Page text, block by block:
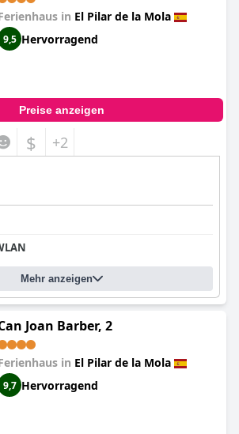
in El Pilar de la Mola
9,5 Hervorragend
Preise anzeigen
$ +2
Mehr anzeigen
Joan Barber, 2
in El Pilar de la Mola
9,7 Hervorragend